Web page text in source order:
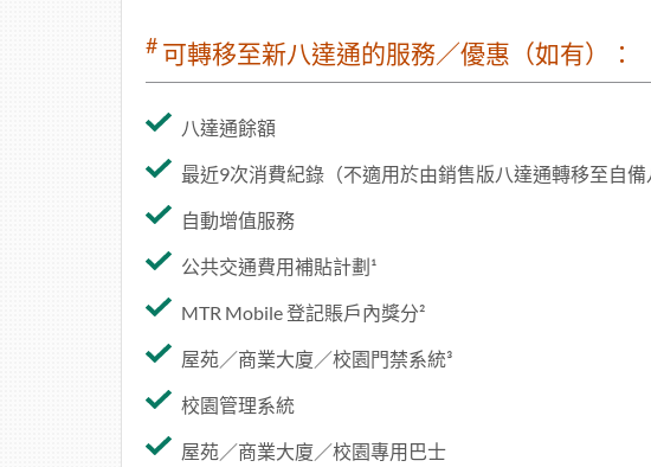
# 可轉移至新八達通的服務／優惠（如有）：
八達通餘額
最近9次消費紀錄（不適用於由銷售版八達通轉移至自備
自動增值服務
公共交通費用補貼計劃¹
MTR Mobile 登記賬戶內獎分²
屋苑／商業大廈／校園門禁系統³
校園管理系統
屋苑／商業大廈／校園專用巴士